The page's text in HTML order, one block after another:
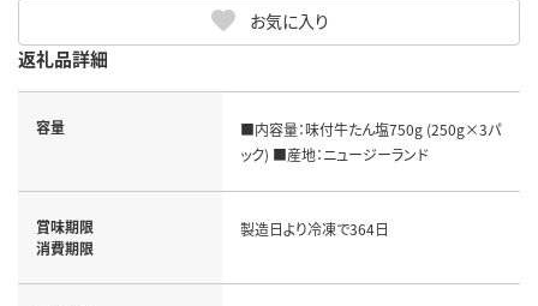
お気に入り
返礼品詳細
容量
■内容量：味付牛たん塩750g (250g×3パ
ック) ■産地：ニュージーランド
賞味期限
消費期限
製造日より冷凍で364日